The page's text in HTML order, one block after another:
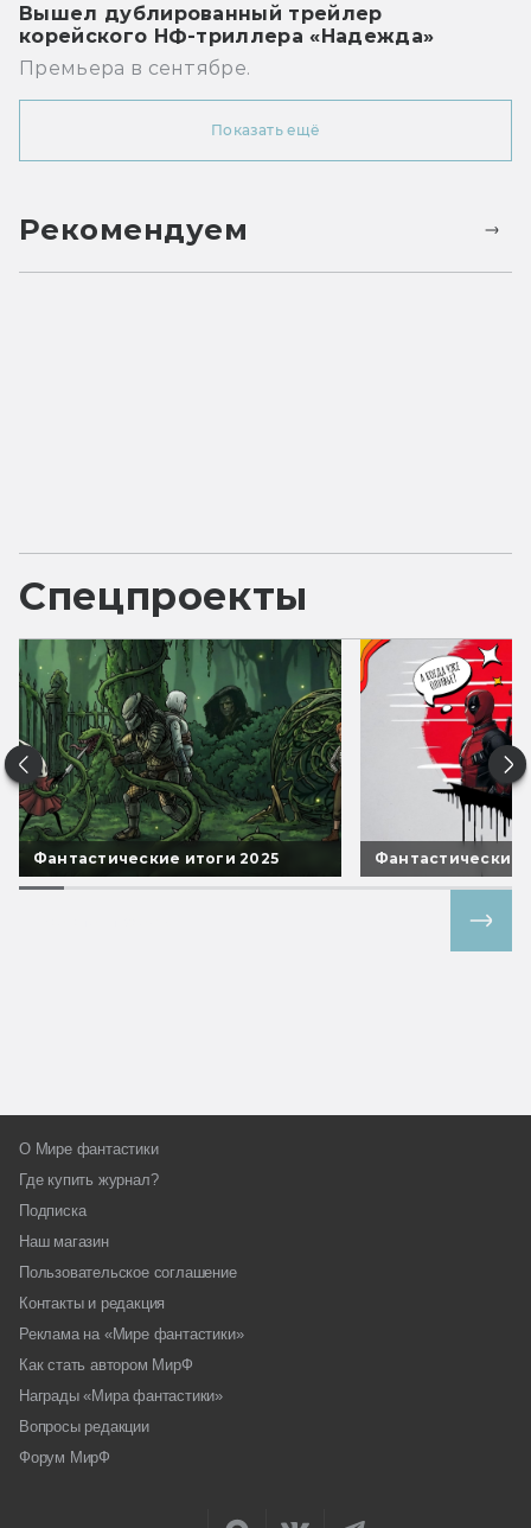
Вышел дублированный трейлер
корейского НФ-триллера «Надежда»
Премьера в сентябре.
Показать ещё
Рекомендуем
Спецпроекты
Фантастические итоги 2025 Фантастические
О Мире фантастики
Где купить журнал?
Подписка
Наш магазин
Пользовательское соглашение
Контакты и редакция
Реклама на «Мире фантастики»
Как стать автором МирФ
Награды «Мира фантастики»
Вопросы редакции
Форум МирФ